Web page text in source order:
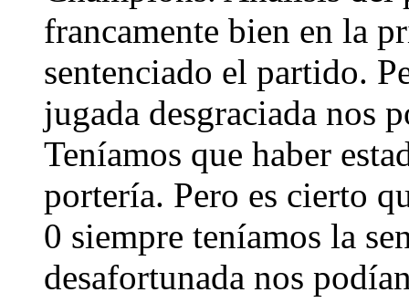
francamente bien en la
sentenciado el partido.
jugada desgraciada nos
Teníamos que haber
portería. Pero es cierto
0 siempre teníamos la
desafortunada nos